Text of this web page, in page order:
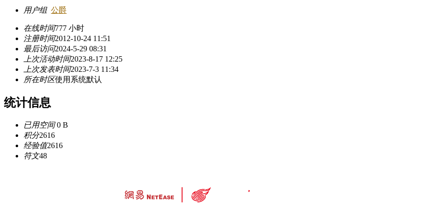
用户组 公爵
在线时间777 小时
注册时间2012-10-24 11:51
最后访问2024-5-29 08:31
上次活动时间2023-8-17 12:25
上次发表时间2023-7-3 11:34
所在时区使用系统默认
统计信息
已用空间0 B
积分2616
经验值2616
符文48